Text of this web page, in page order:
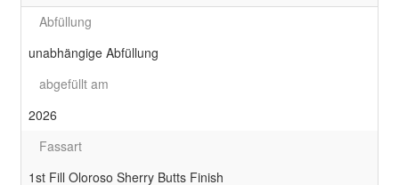
Abfüllung
unabhängige Abfüllung
abgefüllt am
2026
Fassart
1st Fill Oloroso Sherry Butts Finish